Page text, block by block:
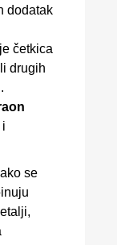
dodatak
četkica
drugih
lako se